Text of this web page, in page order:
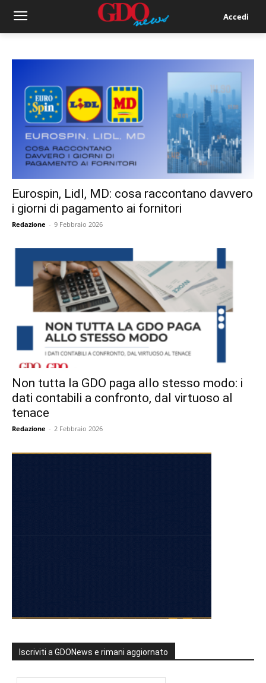
Accedi
Eurospin, Lidl, MD: cosa raccontano davvero
i giorni di pagamento ai fornitori
Redazione - 9 Febbraio 2026
Non tutta la GDO paga allo stesso modo: i
dati contabili a confronto, dal virtuoso al
tenace
Redazione - 2 Febbraio 2026
Iscriviti a GDONews e rimani aggiornato